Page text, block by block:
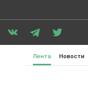
Лента Новости